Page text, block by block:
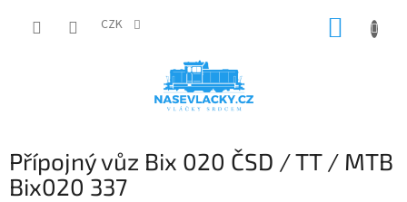
CZK
Přípojný vůz Bix 020 ČSD / TT / MTB
Bix020 337